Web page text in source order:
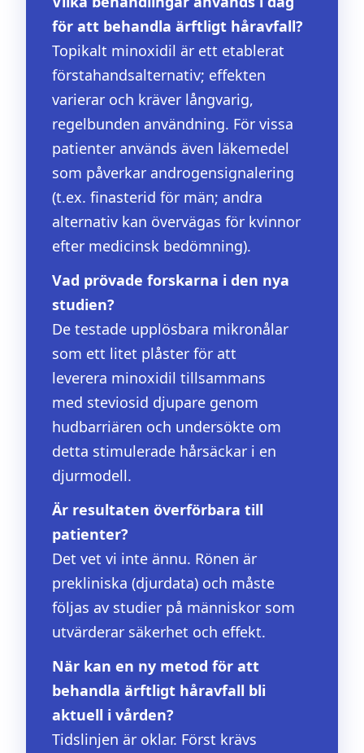
för att behandla ärftligt håravfall?
Topikalt minoxidil är ett etablerat
förstahandsalternativ; effekten
varierar och kräver långvarig,
regelbunden användning. För vissa
patienter används även läkemedel
som påverkar androgen­signalering
(t.ex. finasterid för män; andra
alternativ kan övervägas för kvinnor
efter medicinsk bedömning).
Vad prövade forskarna i den nya
studien?
De testade upplösbara mikronålar
som ett litet plåster för att
leverera minoxidil tillsammans
med steviosid djupare genom
hudbarriären och undersökte om
detta stimulerade hårsäckar i en
djurmodell.
Är resultaten överförbara till
patienter?
Det vet vi inte ännu. Rönen är
prekliniska (djurdata) och måste
följas av studier på människor som
utvärderar säkerhet och effekt.
När kan en ny metod för att
behandla ärftligt håravfall bli
aktuell i vården?
Tidslinjen är oklar. Först krävs